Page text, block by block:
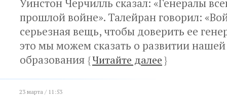
Уинстон Черчилль сказал: «Генералы
прошлой войне». Талейран говорил:
серьезная вещь, чтобы доверить ее
это мы можем сказать о развитии
образования {Читайте далее}
23 марта / 11:53